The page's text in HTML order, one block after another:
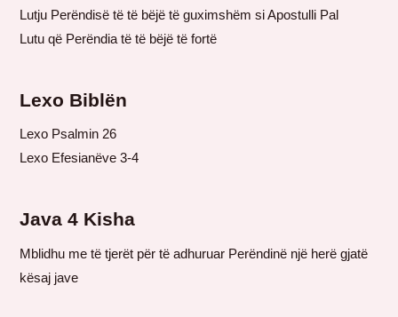
Lutju Perëndisë të të bëjë të guximshëm si Apostulli Pal
Lutu që Perëndia të të bëjë të fortë
Lexo Biblën
Lexo Psalmin 26
Lexo Efesianëve 3-4
Java 4 Kisha
Mblidhu me të tjerët për të adhuruar Perëndinë një herë gjatë
kësaj jave